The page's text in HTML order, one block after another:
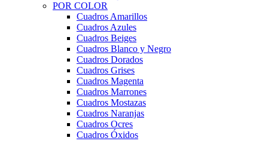
POR COLOR
Cuadros Amarillos
Cuadros Azules
Cuadros Beiges
Cuadros Blanco y Negro
Cuadros Dorados
Cuadros Grises
Cuadros Magenta
Cuadros Marrones
Cuadros Mostazas
Cuadros Naranjas
Cuadros Ocres
Cuadros Óxidos